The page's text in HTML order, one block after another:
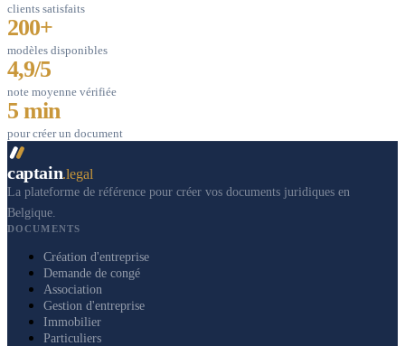
clients satisfaits
200+
modèles disponibles
4,9/5
note moyenne vérifiée
5 min
pour créer un document
captain.legal
La plateforme de référence pour créer vos documents juridiques en
Belgique.
DOCUMENTS
Création d'entreprise
Demande de congé
Association
Gestion d'entreprise
Immobilier
Particuliers